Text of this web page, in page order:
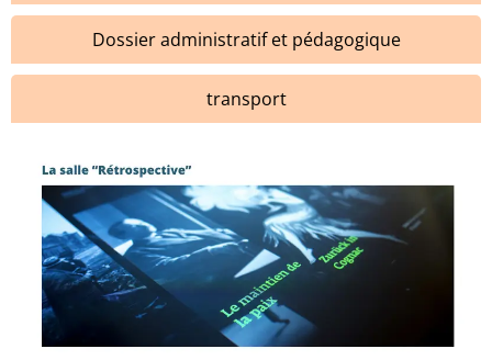
Dossier administratif et pédagogique
transport